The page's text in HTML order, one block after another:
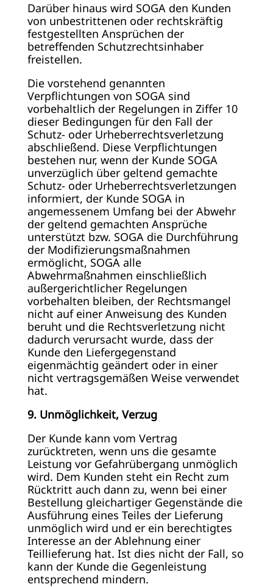
Darüber hinaus wird SOGA den Kunden
von unbestrittenen oder rechtskräftig
festgestellten Ansprüchen der
betreffenden Schutzrechtsinhaber
freistellen.
Die vorstehend genannten
Verpflichtungen von SOGA sind
vorbehaltlich der Regelungen in Ziffer 10
dieser Bedingungen für den Fall der
Schutz- oder Urheberrechtsverletzung
abschließend. Diese Verpflichtungen
bestehen nur, wenn der Kunde SOGA
unverzüglich über geltend gemachte
Schutz- oder Urheberrechtsverletzungen
informiert, der Kunde SOGA in
angemessenem Umfang bei der Abwehr
der geltend gemachten Ansprüche
unterstützt bzw. SOGA die Durchführung
der Modifizierungsmaßnahmen
ermöglicht, SOGA alle
Abwehrmaßnahmen einschließlich
außergerichtlicher Regelungen
vorbehalten bleiben, der Rechtsmangel
nicht auf einer Anweisung des Kunden
beruht und die Rechtsverletzung nicht
dadurch verursacht wurde, dass der
Kunde den Liefergegenstand
eigenmächtig geändert oder in einer
nicht vertragsgemäßen Weise verwendet
hat.
9. Unmöglichkeit, Verzug
Der Kunde kann vom Vertrag
zurücktreten, wenn uns die gesamte
Leistung vor Gefahrübergang unmöglich
wird. Dem Kunden steht ein Recht zum
Rücktritt auch dann zu, wenn bei einer
Bestellung gleichartiger Gegenstände die
Ausführung eines Teiles der Lieferung
unmöglich wird und er ein berechtigtes
Interesse an der Ablehnung einer
Teillieferung hat. Ist dies nicht der Fall, so
kann der Kunde die Gegenleistung
entsprechend mindern.